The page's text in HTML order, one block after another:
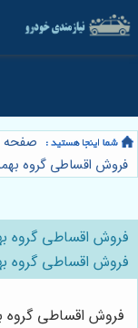
صفحه
فروش اقساطی گروه
فروش اقساطی گروه
فروش اقساطی گروه
فروش اقساطی گروه